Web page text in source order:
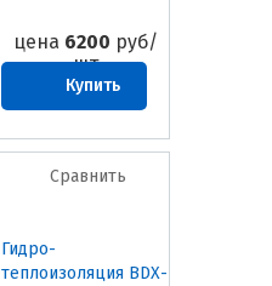
цена 6200 руб/
шт
Купить
Сравнить
Гидро-
теплоизоляция BDX-